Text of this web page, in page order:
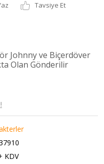
Tavsiye Et
Johnny ve Biçerdöver
Olan Gönderilir
KDV